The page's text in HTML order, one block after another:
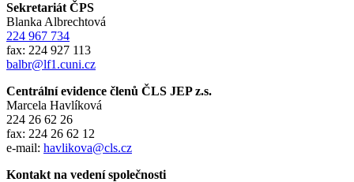
Sekretariát ČPS
Blanka Albrechtová
224 967 734
fax: 224 927 113
balbr@lf1.cuni.cz
Centrální evidence členů ČLS JEP z.s.
Marcela Havlíková
224 26 62 26
fax: 224 26 62 12
e-mail: havlikova@cls.cz
Kontakt na vedení společnosti